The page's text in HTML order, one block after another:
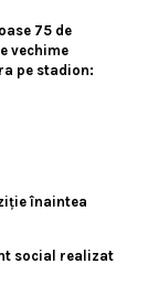
75 de
vechime
pe stadion:
înaintea
social realizat